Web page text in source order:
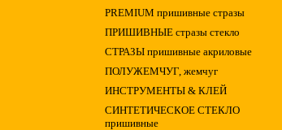
PREMIUM пришивные стразы
ПРИШИВНЫЕ стразы стекло
СТРАЗЫ пришивные акриловые
ПОЛУЖЕМЧУГ, жемчуг
ИНСТРУМЕНТЫ & КЛЕЙ
СИНТЕТИЧЕСКОЕ СТЕКЛО
пришивные